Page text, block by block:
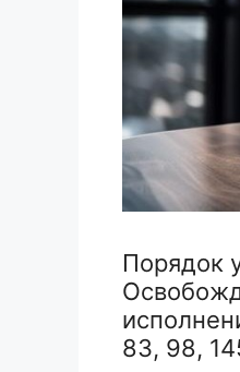
Порядок
83, 98,